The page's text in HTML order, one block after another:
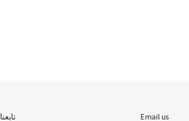
تابعنا Email us